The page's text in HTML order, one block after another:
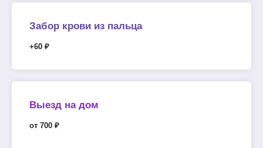
Забор крови из пальца
+60 ₽
Выезд на дом
от 700 ₽